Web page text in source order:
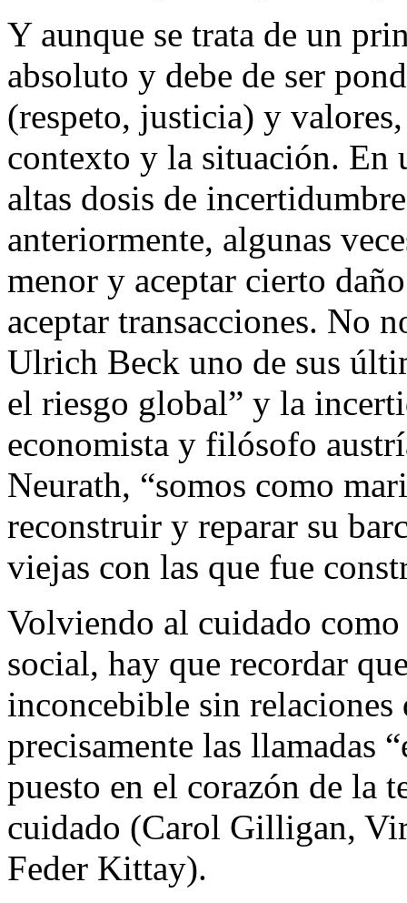
Y aunque se trata de un
absoluto y debe de ser
(respeto, justicia) y
contexto y la situación. En
altas dosis de
anteriormente, algunas
menor y aceptar cierto
aceptar transacciones. No
Ulrich Beck uno de sus
el riesgo global” y la
economista y filósofo
Neurath, “somos como
reconstruir y reparar su
viejas con las que fue
Volviendo al cuidado como
social, hay que recordar
inconcebible sin
precisamente las llamadas
puesto en el corazón de la
cuidado (Carol Gilligan,
Feder Kittay).